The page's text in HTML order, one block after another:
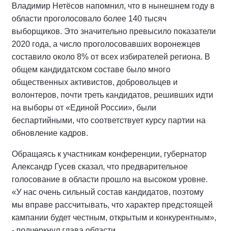
Владимир Нетёсов напомнил, что в нынешнем году в
области проголосовало более 140 тысяч
выборщиков. Это значительно превысило показатели
2020 года, а число проголосовавших воронежцев
составило около 8% от всех избирателей региона. В
общем кандидатском составе было много
общественных активистов, добровольцев и
волонтеров, почти треть кандидатов, решивших идти
на выборы от «Единой России», были
беспартийными, что соответствует курсу партии на
обновление кадров.
Обращаясь к участникам конференции, губернатор
Александр Гусев сказал, что предварительное
голосование в области прошло на высоком уровне.
«У нас очень сильный состав кандидатов, поэтому
мы вправе рассчитывать, что характер предстоящей
кампании будет честным, открытым и конкурентным»,